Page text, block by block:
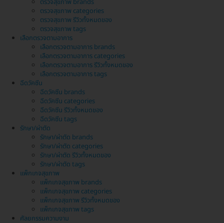
ตรวจสุขภาพ brands
ตรวจสุขภาพ categories
ตรวจสุขภาพ รีวิวทั้งหมดของ
ตรวจสุขภาพ tags
เลือกตรวจตามอาการ
เลือกตรวจตามอาการ brands
เลือกตรวจตามอาการ categories
เลือกตรวจตามอาการ รีวิวทั้งหมดของ
เลือกตรวจตามอาการ tags
ฉีดวัคซีน
ฉีดวัคซีน brands
ฉีดวัคซีน categories
ฉีดวัคซีน รีวิวทั้งหมดของ
ฉีดวัคซีน tags
รักษา/ผ่าตัด
รักษา/ผ่าตัด brands
รักษา/ผ่าตัด categories
รักษา/ผ่าตัด รีวิวทั้งหมดของ
รักษา/ผ่าตัด tags
แพ็กเกจสุขภาพ
แพ็กเกจสุขภาพ brands
แพ็กเกจสุขภาพ categories
แพ็กเกจสุขภาพ รีวิวทั้งหมดของ
แพ็กเกจสุขภาพ tags
ศัลยกรรมความงาม